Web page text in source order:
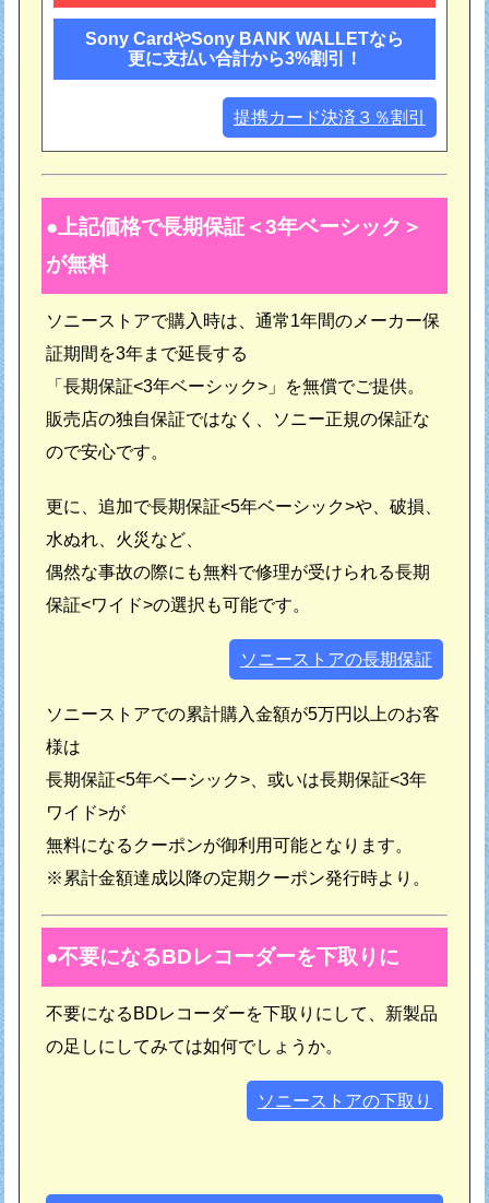
Sony CardやSony BANK WALLETなら
更に支払い合計から3%割引！
提携カード決済３％割引
上記価格で長期保証＜3年ベーシック＞
が無料
ソニーストアで購入時は、通常1年間のメーカー保
証期間を3年まで延長する
「長期保証<3年ベーシック>」を無償でご提供。
販売店の独自保証ではなく、ソニー正規の保証な
ので安心です。
更に、追加で長期保証<5年ベーシック>や、破損、
水ぬれ、火災など、
偶然な事故の際にも無料で修理が受けられる長期
保証<ワイド>の選択も可能です。
ソニーストアの長期保証
ソニーストアでの累計購入金額が5万円以上のお客
様は
長期保証<5年ベーシック>、或いは長期保証<3年
ワイド>が
無料になるクーポンが御利用可能となります。
※累計金額達成以降の定期クーポン発行時より。
不要になるBDレコーダーを下取りに
不要になるBDレコーダーを下取りにして、新製品
の足しにしてみては如何でしょうか。
ソニーストアの下取り